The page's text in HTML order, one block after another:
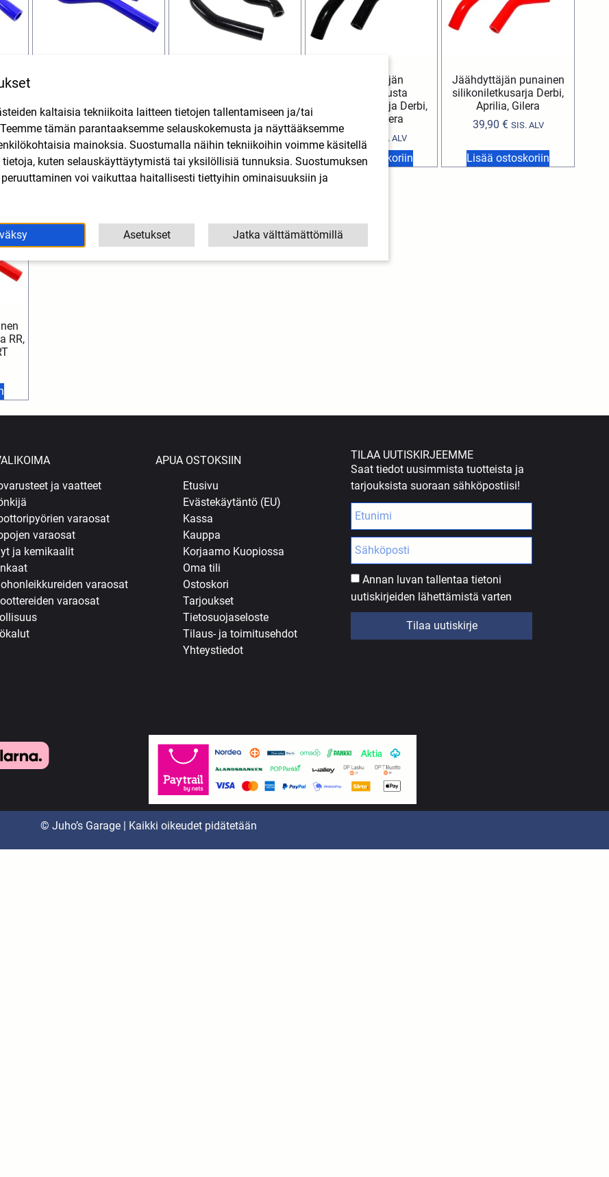
Drac 50, Rieju MRT
41,90€ SIS. ALV
Lisää ostoskoriin
silikoniletkusarja Fantic 50
2018->
SIS. ALV
Lisää ostoskoriin
Jäähdyttäjän
kiiltävänmusta
silikoniletkusarja Derbi,
Aprilia, Gilera
SIS. ALV
Lisää ostoskoriin
Jäähdyttäjän punainen
silikoniletkusarja Derbi,
Aprilia, Gilera
39,90 € SIS. ALV
Lisää ostoskoriin
RR,
ja vaatteet
varaosat
varaosat
ja kemikaalit
varaosat
varaosat
APUA OSTOKSIIN
Etusivu
Evästekäytäntö (EU)
Kassa
Kauppa
Korjaamo Kuopiossa
Oma tili
Ostoskori
Tarjoukset
Tietosuojaseloste
Tilaus- ja toimitusehdot
Yhteystiedot
TILAA UUTISKIRJEEMME
Saat tiedot uusimmista tuotteista ja
tarjouksista suoraan sähköpostiisi!
Annan luvan tallentaa tietoni
uutiskirjeiden lähettämistä varten
Tilaa uutiskirje
© Juho’s Garage | Kaikki oikeudet pidätetään
kaltaisia tekniikoita laitteen tietojen tallentamiseen ja/tai
tämän parantaaksemme selauskokemusta ja näyttääksemme
mainoksia. Suostumalla näihin tekniikoihin voimme käsitellä
kuten selauskäyttäytymistä tai yksilöllisiä tunnuksia. Suostumuksen
voi vaikuttaa haitallisesti tiettyihin ominaisuuksiin ja
Asetukset Jatka välttämättömillä